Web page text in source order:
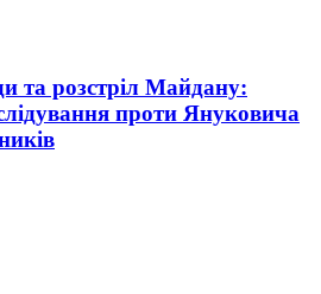
та розстріл Майдану:
проти Януковича